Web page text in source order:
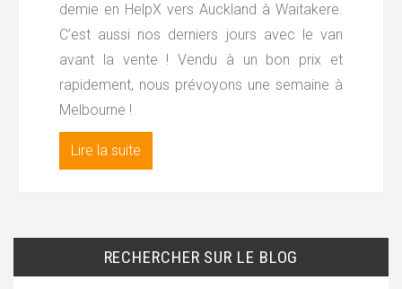
demie en HelpX vers Auckland à Waitakere.
C’est aussi nos derniers jours avec le van
avant la vente ! Vendu à un bon prix et
rapidement, nous prévoyons une semaine à
Melbourne !
Lire la suite
RECHERCHER SUR LE BLOG